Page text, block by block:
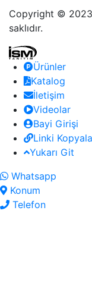
Copyright © 2023
saklıdır.
Ürünler
Katalog
İletişim
Videolar
Bayi Girişi
Linki Kopyala
Yukarı Git
Whatsapp
Konum
Telefon